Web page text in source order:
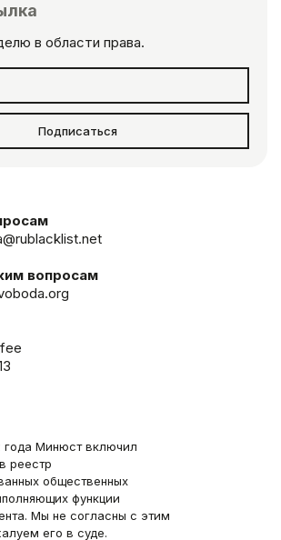
в области права.
Подписаться
вопросам
года Минюст включил
реестр
общественных
функции
Мы не согласны с этим
его в суде.